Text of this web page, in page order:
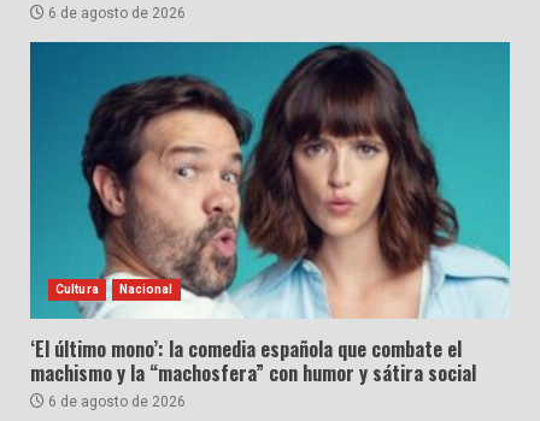
6 de agosto de 2026
Cultura Nacional
‘El último mono’: la comedia española que combate el
machismo y la “machosfera” con humor y sátira social
6 de agosto de 2026